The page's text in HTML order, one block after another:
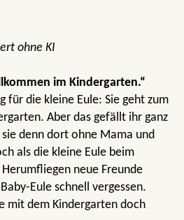
ohne KI
im Kindergarten.“
für die kleine Eule: Sie geht zum
Aber das gefällt ihr ganz
denn dort ohne Mama und
als die kleine Eule beim
neue Freunde
Eule schnell vergessen.
mit dem Kindergarten doch